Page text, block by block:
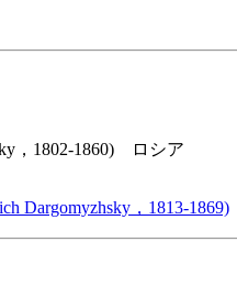
，1802-1860) ロシア
Dargomyzhsky，1813-1869)